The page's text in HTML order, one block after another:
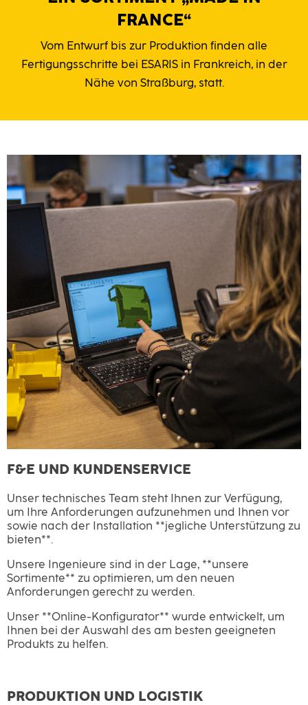
FRANCE“
Vom Entwurf bis zur Produktion finden alle
Fertigungsschritte bei ESARIS in Frankreich, in der
Nähe von Straßburg, statt.
F&E UND KUNDENSERVICE
Unser technisches Team steht Ihnen zur Verfügung,
um Ihre Anforderungen aufzunehmen und Ihnen vor
sowie nach der Installation **jegliche Unterstützung zu
bieten**.
Unsere Ingenieure sind in der Lage, **unsere
Sortimente** zu optimieren, um den neuen
Anforderungen gerecht zu werden.
Unser **Online-Konfigurator** wurde entwickelt, um
Ihnen bei der Auswahl des am besten geeigneten
Produkts zu helfen.
PRODUKTION UND LOGISTIK